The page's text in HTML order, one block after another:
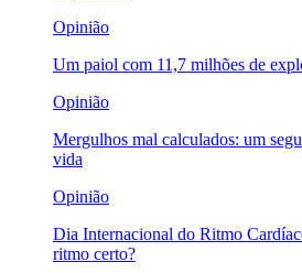
Opinião
Um paiol com 11,7 milhões de
Opinião
Mergulhos mal calculados: um
vida
Opinião
Dia Internacional do Ritmo
ritmo certo?